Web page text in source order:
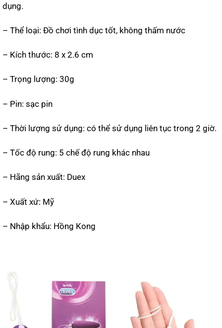
dụng.
– Thể loại: Đồ chơi tình dục tốt, không thấm nước
– Kích thước: 8 x 2.6 cm
– Trọng lượng: 30g
– Pin: sạc pin
– Thời lượng sử dụng: có thể sử dụng liên tục trong 2 giờ.
– Tốc độ rung: 5 chế độ rung khác nhau
– Hãng sản xuất: Duex
– Xuất xứ: Mỹ
– Nhập khẩu: Hồng Kong